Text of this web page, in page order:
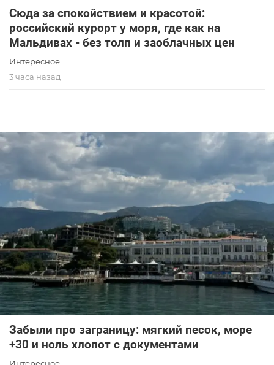
Сюда за спокойствием и красотой:
российский курорт у моря, где как на
Мальдивах - без толп и заоблачных цен
Интересное
3 часа назад
Забыли про заграницу: мягкий песок, море
+30 и ноль хлопот с документами